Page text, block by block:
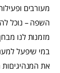
מעורבים
השפה – נוכל
מזמנות לנו
במי שיפעל
את המנהיגיםות